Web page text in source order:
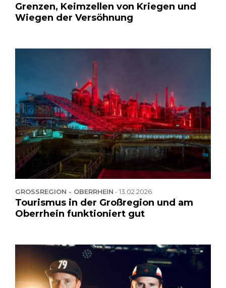
Grenzen, Keimzellen von Kriegen und
Wiegen der Versöhnung
GROSSREGION - OBERRHEIN -13.02.2026
Tourismus in der Großregion und am
Oberrhein funktioniert gut